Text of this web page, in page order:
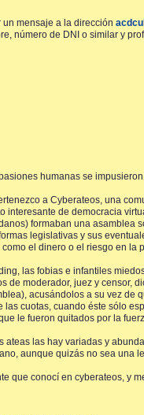
un mensaje a la dirección
número de DNI o similar y
humanas se impusieron.
a Cyberateos, una
interesante de democracia
formaban una asamblea
legislativas y sus
el dinero o el riesgo en la
las fobias e infantiles
de moderador, juez y censor,
acusándolos a su vez de
cuotas, cuando éste sólo
le fueron quitados por la
ateas las hay variadas y
aunque quizás no sea una
que conocí en cyberateos, y